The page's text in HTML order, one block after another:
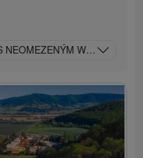
NEOMEZENÝM WELLNESS